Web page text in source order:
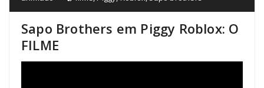
Sapo Brothers em Piggy Roblox: O
FILME